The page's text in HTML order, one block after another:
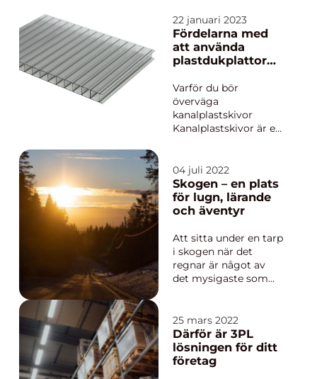
Oavsett om du
upplever psykiska
problem eller
livskriser, kan
Västerås vara en
använ...
22 januari 2023
Fördelarna med
att använda
plastdukplattor
företag
Varför du bör
överväga
kanalplastskivor
Kanalplastskivor är en
eller företag. Dessa
ark är tillverkade av
flexibelt plastmaterial
och är otroligt m&ar...
04 juli 2022
Skogen – en plats
för lugn, lärande
och äventyr
Att sitta under en tarp
i skogen när det
regnar är något av
det mysigaste som
som håller en varm i
detta väder. Kan man
laga till lite mat
medan det smattrar
25 mars 2022
Därför är 3PL
lösningen för ditt
företag